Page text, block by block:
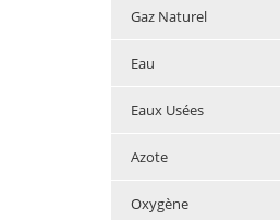
Gaz Naturel
Eau
Eaux Usées
Azote
Oxygène